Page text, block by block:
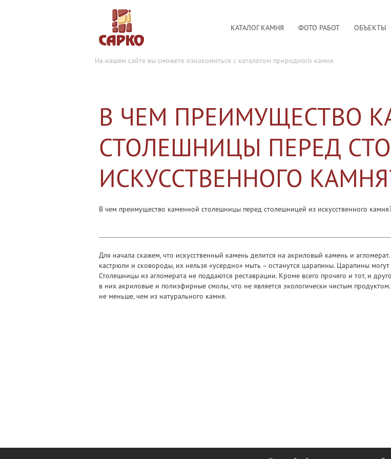
КАТАЛОГ КАМНЯ ФОТО РАБОТ ОБЪЕКТЫ
На нашем сайте вы сможете ознакомиться с каталогом природного камня
В ЧЕМ ПРЕИМУЩЕСТВО
СТОЛЕШНИЦЫ ПЕРЕД
ИСКУССТВЕННОГО
В чем преимущество каменной столешницы перед столешницей из искусственного
Для начала скажем, что искусственный камень делится на акриловый камень и
кастрюли и сковороды, их нельзя «усердно» мыть – останутся царапины. Царапины
Столешницы из агломерата не поддаются реставрации. Кроме всего прочего и тот, и
в них акриловые и полиэфирные смолы, что не является экологически чистым
не меньше, чем из натурального камня.